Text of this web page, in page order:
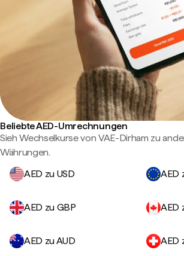
Beliebte AED-Umrechnungen
Sieh Wechselkurse von VAE-Dirham zu
Währungen.
AED zu USD
AED
AED zu GBP AED
AED zu AUD AED